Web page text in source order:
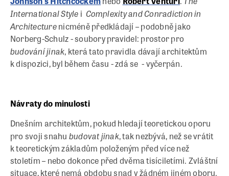
International Style i Complexity and Conradiction in
Architecturenicméně předkládají – podobně jako
Norberg-Schulz - soubory pravidel: prostor pro
budování jinak, která tato pravidla dávají architektům
k dispozici, byl během času - zdá se - vyčerpán.
Návraty do minulosti
Dnešním architektům, pokud hledají teoretickou oporu
pro svoji snahu budovat jinak, tak nezbývá, než se vrátit
k teoretickým základům položeným před více než
stoletím – nebo dokonce před dvěma tisíciletími. Zvláštní
situace, které nemá obdobu snad v žádném jiném oboru.